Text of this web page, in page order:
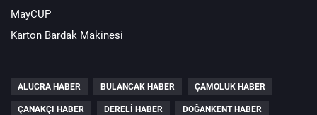
MayCUP
Karton Bardak Makinesi
ALUCRA HABER BULANCAK HABER ÇAMOLUK HABER
ÇANAKÇI HABER DERELI HABER DOĞANKENT HABER